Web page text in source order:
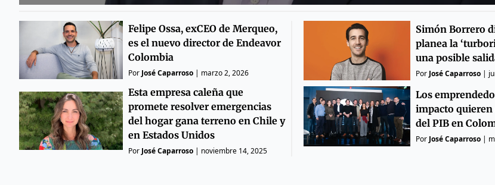
Felipe Ossa, exCEO de Merqueo,
es el nuevo director de Endeavor
Colombia
Por José Caparroso| marzo 2, 2026
Esta empresa caleña que
promete resolver emergencias
del hogar gana terreno en Chile y
en Estados Unidos
Por José Caparroso| noviembre 14, 2025
Simón Borrero
planea la
una posible
Por José Caparroso|
Los
impacto quieren
del PIB en
Por José Caparroso|